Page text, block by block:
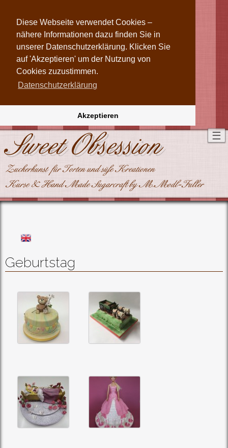
Diese Webseite verwendet Cookies –
nähere Informationen dazu finden Sie in
unserer Datenschutzerklärung. Klicken Sie
auf 'Akzeptieren' um der Nutzung von
Cookies zuzustimmen.
Datenschutzerklärung
Akzeptieren
☰
Sweet Obsession
Zuckerkunst für Torten und süße Kreationen
Kurse & Hand Made Sugarcraft by M.Modl-Fuller
Geburtstag